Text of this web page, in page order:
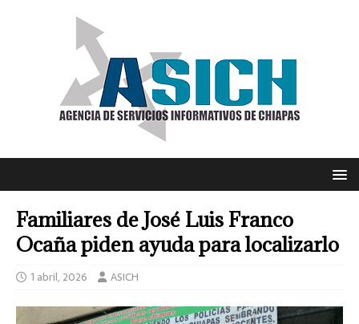
Familiares de José Luis Franco
Ocaña piden ayuda para localizarlo
1 abril, 2026 ASICH